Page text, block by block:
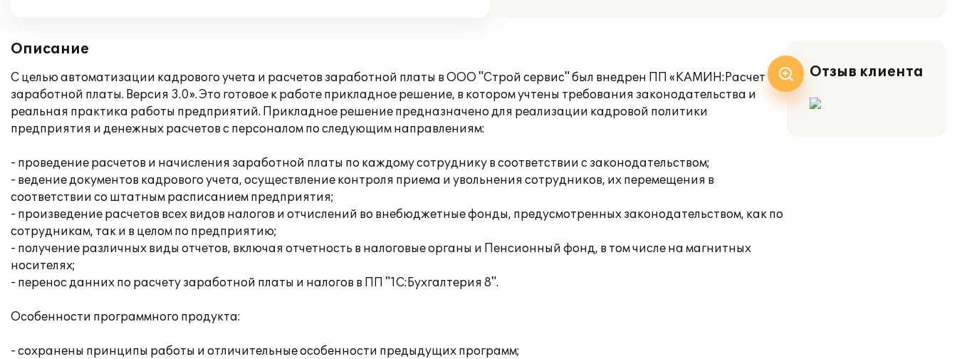
Описание
С целью автоматизации кадрового учета и расчетов заработной платы в ООО "Строй сервис" был внедрен ПП «КАМИН:Расчет
заработной платы. Версия 3.0». Это готовое к работе прикладное решение, в котором учтены требования законодательства и
реальная практика работы предприятий. Прикладное решение предназначено для реализации кадровой политики
предприятия и денежных расчетов с персоналом по следующим направлениям:
- проведение расчетов и начисления заработной платы по каждому сотруднику в соответствии с законодательством;
- ведение документов кадрового учета, осуществление контроля приема и увольнения сотрудников, их перемещения в
соответствии со штатным расписанием предприятия;
- произведение расчетов всех видов налогов и отчислений во внебюджетные фонды, предусмотренных законодательством, как по
сотрудникам, так и в целом по предприятию;
- получение различных виды отчетов, включая отчетность в налоговые органы и Пенсионный фонд, в том числе на магнитных
носителях;
- перенос данних по расчету заработной платы и налогов в ПП "1С:Бухгалтерия 8".
Особенности программного продукта:
- сохранены принципы работы и отличительные особенности предыдущих программ;
Отзыв клиента